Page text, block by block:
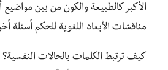
الأكبر كالطبيعة والكون من بين
مناقشات الأبعاد اللغوية للحكم أسئلة
كيف ترتبط الكلمات بالحالات